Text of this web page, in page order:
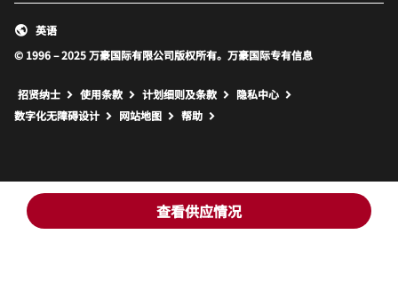
查看供应情况
© 1996 – 2025 万豪国际有限公司版权所有。万豪国际专有信息
英语
招贤纳士 使用条款 计划细则及条款
隐私中心
数字化无障碍设计
网站地图 打开新窗口
帮助